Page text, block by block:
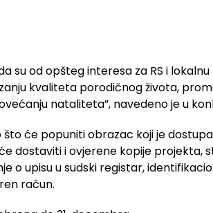
su od opšteg interesa za RS i lokalnu
kvaliteta porodičnog života,
nataliteta”, navedeno je u
će popuniti obrazac koji je
dostaviti i ovjerene kopije projekta,
o upisu u sudski registar,
račun.